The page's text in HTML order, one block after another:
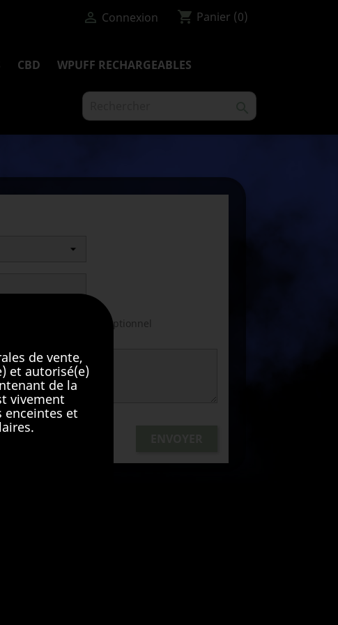
 Connexion shopping_cart Panier (0)
CBD WPUFF RECHARGEABLES
optionnel
de vente,
et autorisé(e)
de la
vivement
enceintes et